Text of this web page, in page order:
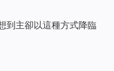
到主卻以這種方式降臨